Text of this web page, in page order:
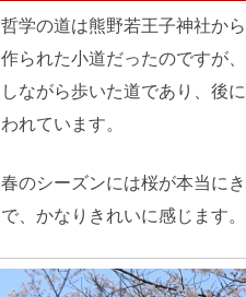
哲学の道は熊野若王子神社か
作られた小道だったのですが
しながら歩いた道であり、後
われています。
春のシーズンには桜が本当に
で、かなりきれいに感じます。